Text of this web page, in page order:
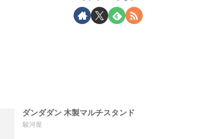
ダンダダン 木製マルチスタンド
駿河屋